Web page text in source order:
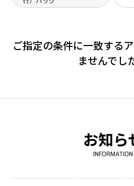
ご指定の条件に一致する
ませんでし
お知ら
INFORMATION